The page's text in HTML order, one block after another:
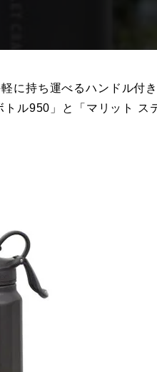
に持ち運べるハンドル付
トル950」と「マリット ス